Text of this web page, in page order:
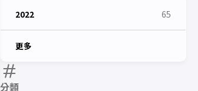
2022 65
更多
分類